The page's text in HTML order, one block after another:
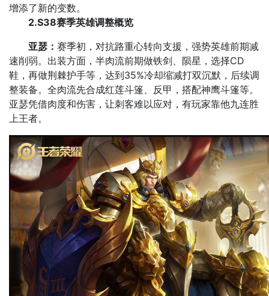
增添了新的变数。
2.S38赛季英雄调整概览
亚瑟： 赛季初，对抗路重心转向支援，强势英雄前期减
速削弱。出装方面，半肉流前期做铁剑、陨星，选择CD
鞋，再做荆棘护手等，达到35%冷却缩减打双沉默，后续调
整装备。全肉流先合成红莲斗篷、反甲，搭配神鹰斗篷等。
亚瑟凭借肉度和伤害，让刺客难以应对，有玩家靠他九连胜
上王者。